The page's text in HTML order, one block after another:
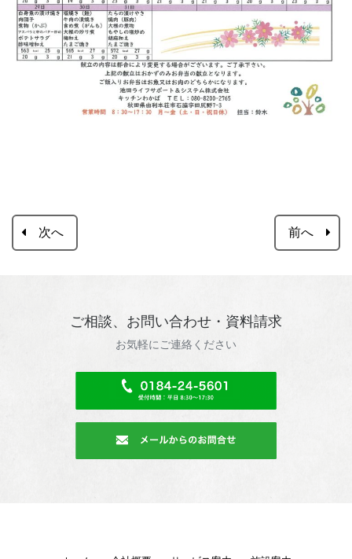
次へ 前へ
ご相談、お問い合わせ・資料請求
お気軽にご連絡ください